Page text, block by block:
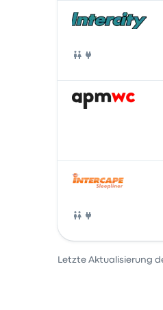
Bus
Bus
Letzte Aktualisierung